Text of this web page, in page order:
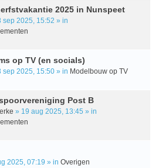
2025 in Nunspeet
sep 2025, 15:52 » in
op TV (en socials)
sep 2025, 15:50 » in Modelbouw op TV
Post B
» 19 aug 2025, 13:45 » in
2025, 07:19 » in Overigen